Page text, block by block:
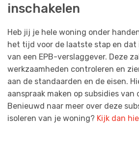
inschakelen
Heb jij je hele woning onder
het tijd voor de laatste stap en dat
van een EPB-verslaggever. Deze
werkzaamheden controleren en
aan de standaarden en de eisen.
aanspraak maken op subsidies van
Benieuwd naar meer over deze
isoleren van je woning? Kijk dan